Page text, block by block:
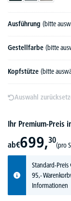
Ausführung (bitte
Gestellfarbe (bitte
Kopfstütze (bitte
Auswahl
Ihr Premium-Preis
ab€699,30
(pro
Standard-Preis
95,-
Informationen